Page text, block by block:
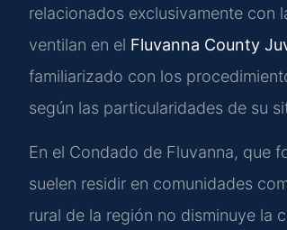
relacionados exclusivamente con
ventilan en el Fluvanna County
familiarizado con los
según las particularidades de su
En el Condado de Fluvanna, que
suelen residir en comunidades
rural de la región no disminuye la